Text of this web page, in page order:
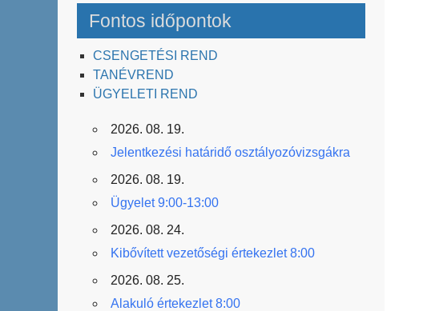
Fontos időpontok
CSENGETÉSI REND
TANÉVREND
ÜGYELETI REND
2026. 08. 19.
Jelentkezési határidő osztályozóvizsgákra
2026. 08. 19.
Ügyelet 9:00-13:00
2026. 08. 24.
Kibővített vezetőségi értekezlet 8:00
2026. 08. 25.
Alakuló értekezlet 8:00